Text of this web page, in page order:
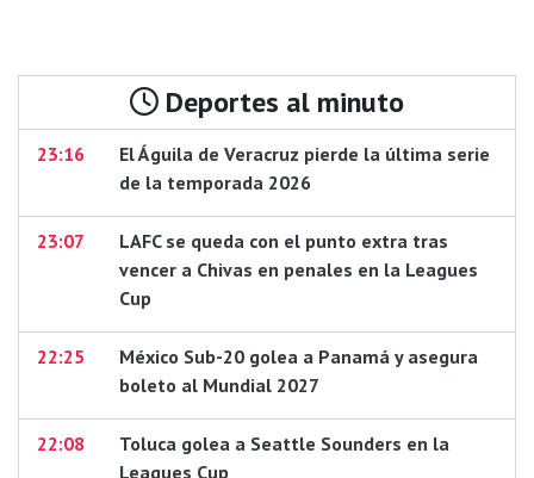
Deportes al minuto
23:16
El Águila de Veracruz pierde la última serie
de la temporada 2026
23:07
LAFC se queda con el punto extra tras
vencer a Chivas en penales en la Leagues
Cup
22:25
México Sub-20 golea a Panamá y asegura
boleto al Mundial 2027
22:08
Toluca golea a Seattle Sounders en la
Leagues Cup